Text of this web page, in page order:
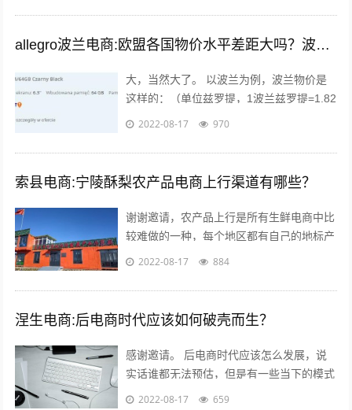
allegro波兰电商:欧盟各国物价水平差距大吗？波兰的物价水平又如何呢？
大，当然大了。 以波兰为例，波兰物价是
这样的：（单位兹罗提，1波兰兹罗提=1.82
人民币），本物价是按照波兰平均物价计算
2022-08-17 970
索县电商:宁陵酥梨农产品电商上行渠道有哪些？
谢谢邀请，农产品上行是所有生鲜电商中比
较难做的一种，每个地区都有自己的地标产
品，根据产品的特点，进行品牌建设，营
和...
2022-08-17 884
涅生电商:后电商时代应该如何破壳而生？
感谢邀请。 后电商时代应该怎么发展，说
实话谁都无法预估，但是有一些当下的模式
可以借鉴，毕竟未来新的发展核心思维是没
2022-08-17 659